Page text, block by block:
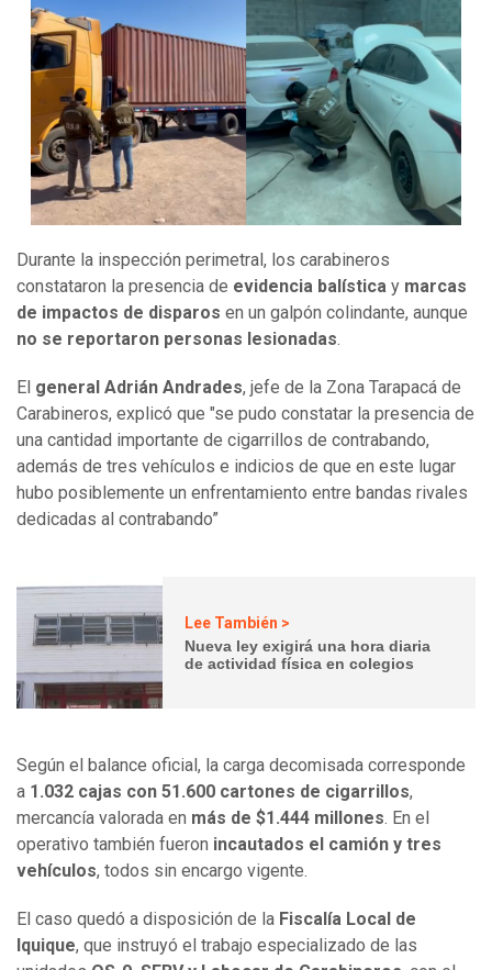
Durante la inspección perimetral, los carabineros
constataron la presencia de evidencia balística y marcas
de impactos de disparos en un galpón colindante, aunque
no se reportaron personas lesionadas.
El general Adrián Andrades, jefe de la Zona Tarapacá de
Carabineros, explicó que "se pudo constatar la presencia de
una cantidad importante de cigarrillos de contrabando,
además de tres vehículos e indicios de que en este lugar
hubo posiblemente un enfrentamiento entre bandas rivales
dedicadas al contrabando”
Lee También >
Nueva ley exigirá una hora diaria
de actividad física en colegios
Según el balance oficial, la carga decomisada corresponde
a 1.032 cajas con 51.600 cartones de cigarrillos,
mercancía valorada en más de $1.444 millones. En el
operativo también fueron incautados el camión y tres
vehículos, todos sin encargo vigente.
El caso quedó a disposición de la Fiscalía Local de
Iquique, que instruyó el trabajo especializado de las